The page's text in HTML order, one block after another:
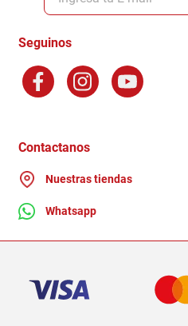
Formas de Pago
Terminos y Condiciones
Factura Electronica
Ganadores - Promociones
Seguinos
Contactanos
Nuestras tiendas
Whatsapp